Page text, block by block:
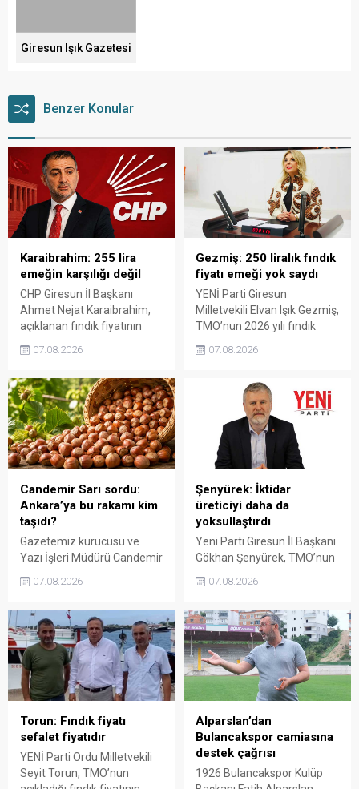
Giresun Işık Gazetesi
Benzer Konular
Karaibrahim: 255 lira
emeğin karşılığı değil
CHP Giresun İl Başkanı
Ahmet Nejat Karaibrahim,
açıklanan fındık fiyatının
karşısında yetersiz kaldığını
emeğinin korunmasını
istedi. Karaibrahim,
sürdürülebilir üretim için
fiyat politikasının yeniden
değerlendirilmesi gerektiğini
söyledi.
07.08.2026
Gezmiş: 250 liralık fındık
fiyatı emeği yok saydı
YENİ Parti Giresun
Milletvekili Elvan Işık Gezmiş,
TMO’nun 2026 yılı fındık
Açıklanan rakamın üreticinin
karşılamadığını belirten
Gezmiş, “Üreticiyi yok
sayanı, günü geldiğinde
üretici de yok sayacaktır”
dedi.
07.08.2026
Candemir Sarı sordu:
Ankara’ya bu rakamı kim
taşıdı?
Gazetemiz kurucusu ve
Yazı İşleri Müdürü Candemir
tartışmalarını köşesine
300 liraya ulaştığı bir
dönemde Ankara’ya 240
liralık fiyat teklifi
götürüldüğü iddiasını
gündeme getiren Sarı,
Giresun milletvekillerini açık
ve net bir cevap vermeye
çağırdı.
07.08.2026
Şenyürek: İktidar
üreticiyi daha da
yoksullaştırdı
Yeni Parti Giresun İl Başkanı
Gökhan Şenyürek, TMO’nun
açıkladığı 255 liralık fiyatı
nitelendirdi. Artışın yıllık
enflasyonun altında kaldığını
belirten Şenyürek, kararın
üreticiyi değil tekelleri
koruduğunu savundu.
07.08.2026
Torun: Fındık fiyatı
sefalet fiyatıdır
YENİ Parti Ordu Milletvekili
Seyit Torun, TMO’nun
Alparslan’dan
Bulancakspor camiasına
destek çağrısı
1926 Bulancakspor Kulüp